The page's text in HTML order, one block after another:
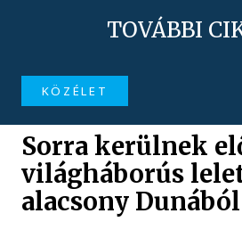
TOVÁBBI
KÖZÉLET
Sorra kerülnek
világháborús
alacsony Dunából